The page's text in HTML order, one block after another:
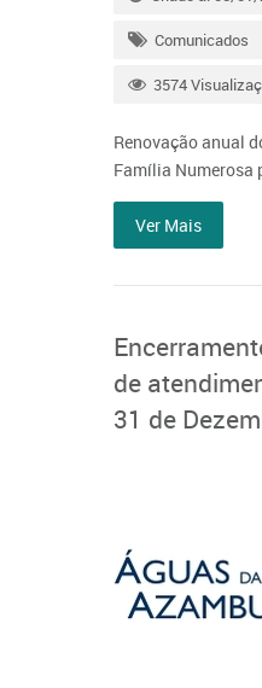
Comunicados
3574
Renovação anual
Família Numerosa
Ver Mais
de
31 de